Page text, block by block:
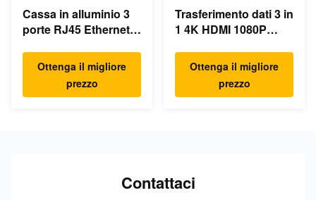
Cassa in alluminio 3
porte RJ45 Ethernet
Ottenga il migliore
prezzo
Trasferimento dati 3 in
1 4K HDMI 1080P
Ottenga il migliore
prezzo
Contattaci